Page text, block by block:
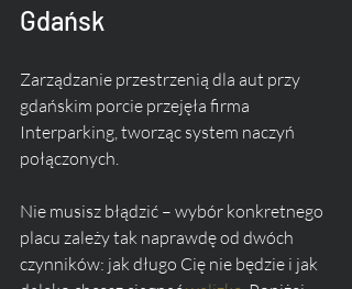
Gdańsk
Zarządzanie przestrzenią dla aut przy
gdańskim porcie przejęła firma
Interparking, tworząc system naczyń
połączonych.
Nie musisz błądzić – wybór konkretnego
placu zależy tak naprawdę od dwóch
czynników: jak długo Cię nie będzie i jak